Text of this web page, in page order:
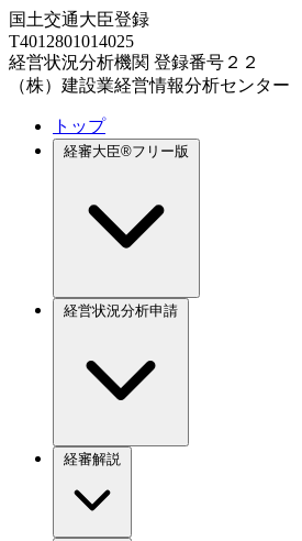
国土交通大臣登録
T4012801014025
経営状況分析機関 登録番号２２
（株）建設業経営情報分析センター
トップ
経審大臣®フリー版
経営状況分析申請
経審解説